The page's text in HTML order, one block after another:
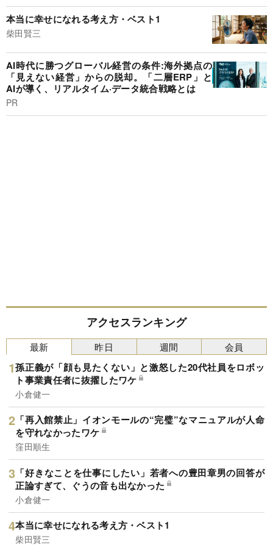
本当に幸せになれる考え方・ベスト1
柴田賢三
AI時代に勝つグローバル経営の条件:海外拠点の
「見えない経営」からの脱却。「二層ERP」と
AIが導く、リアルタイム·データ統合戦略とは
PR
アクセスランキング
最新
孫正義が「顔も見たくない」と激怒した20代社員をロボッ
ト事業責任者に抜擢したワケ
小倉健一
「再入館禁止」イオンモールの“完璧”なマニュアルが人命
を守れなかったワケ
窪田順生
「好きなことを仕事にしたい」若者への豊田章男の回答が
正論すぎて、ぐうの音も出なかった
小倉健一
本当に幸せになれる考え方・ベスト1
柴田賢三
昨日 週間 会員